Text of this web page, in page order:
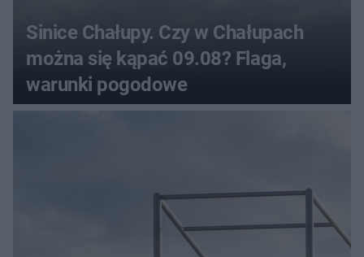
Sinice Chałupy. Czy w Chałupach
można się kąpać 09.08? Flaga,
warunki pogodowe